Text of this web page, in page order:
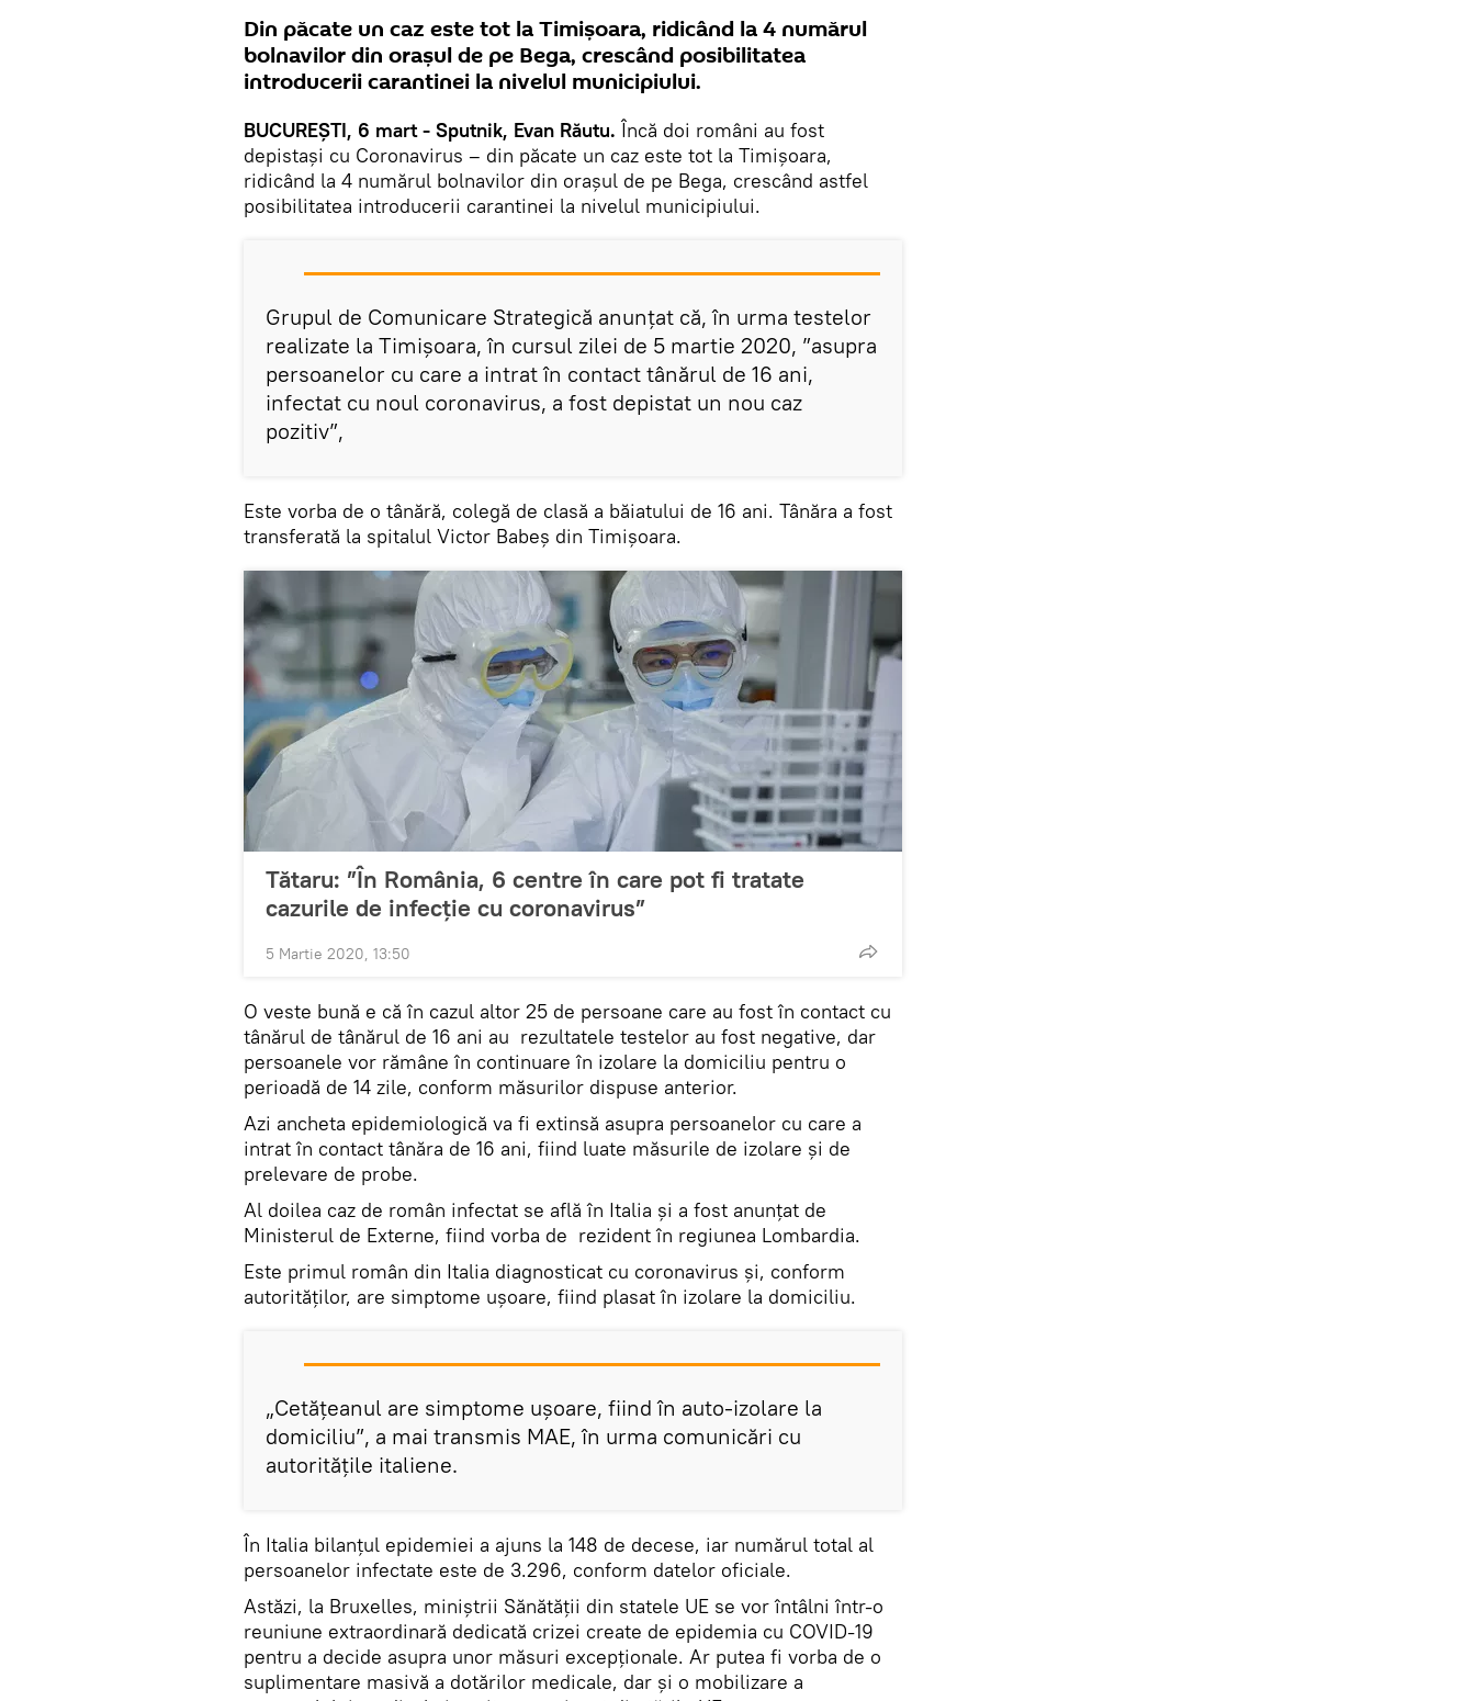
Din păcate un caz este tot la Timișoara, ridicând la 4 numărul
bolnavilor din orașul de pe Bega, crescând posibilitatea
introducerii carantinei la nivelul municipiului.
BUCUREȘTI, 6 mart - Sputnik, Evan Răutu. Încă doi români au fost
depistași cu Coronavirus – din păcate un caz este tot la Timișoara,
ridicând la 4 numărul bolnavilor din orașul de pe Bega, crescând astfel
posibilitatea introducerii carantinei la nivelul municipiului.
Grupul de Comunicare Strategică anunțat că, în urma testelor
realizate la Timișoara, în cursul zilei de 5 martie 2020, ”asupra
persoanelor cu care a intrat în contact tânărul de 16 ani,
infectat cu noul coronavirus, a fost depistat un nou caz
pozitiv”,
Este vorba de o tânără, colegă de clasă a băiatului de 16 ani. Tânăra a fost
transferată la spitalul Victor Babeș din Timișoara.
Tătaru: ”În România, 6 centre în care pot fi tratate
cazurile de infecție cu coronavirus”
5 Martie 2020, 13:50
O veste bună e că în cazul altor 25 de persoane care au fost în contact cu
tânărul de tânărul de 16 ani au rezultatele testelor au fost negative, dar
persoanele vor rămâne în continuare în izolare la domiciliu pentru o
perioadă de 14 zile, conform măsurilor dispuse anterior.
Azi ancheta epidemiologică va fi extinsă asupra persoanelor cu care a
intrat în contact tânăra de 16 ani, fiind luate măsurile de izolare și de
prelevare de probe.
Al doilea caz de român infectat se află în Italia și a fost anunțat de
Ministerul de Externe, fiind vorba de rezident în regiunea Lombardia.
Este primul român din Italia diagnosticat cu coronavirus și, conform
autorităților, are simptome ușoare, fiind plasat în izolare la domiciliu.
„Cetățeanul are simptome ușoare, fiind în auto-izolare la
domiciliu”, a mai transmis MAE, în urma comunicări cu
autoritățile italiene.
În Italia bilanțul epidemiei a ajuns la 148 de decese, iar numărul total al
persoanelor infectate este de 3.296, conform datelor oficiale.
Astăzi, la Bruxelles, miniştrii Sănătăţii din statele UE se vor întâlni într-o
reuniune extraordinară dedicată crizei create de epidemia cu COVID-19
pentru a decide asupra unor măsuri excepționale. Ar putea fi vorba de o
suplimentare masivă a dotărilor medicale, dar și o mobilizare a